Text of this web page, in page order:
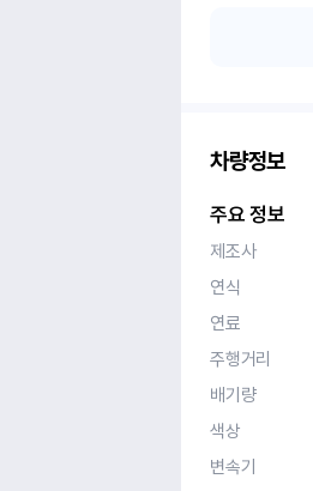
차량정보
주요 정보
제조사
연식
연료
주행거리
배기량
색상
변속기